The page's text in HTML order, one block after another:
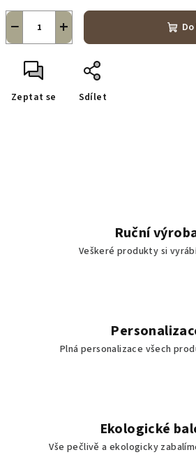
+
−
Zeptat se Sdílet
Ruční
Veškeré produkty si
Plná personalizace všech
Ekologické
Vše pečlivě a ekologicky